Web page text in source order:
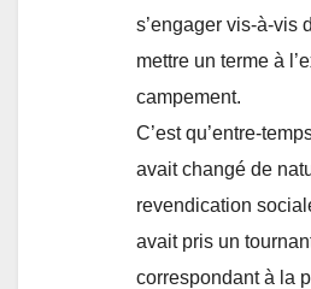
s’engager vis-à-vis
mettre un terme à
campement.
C’est qu’entre-
avait changé de
revendication
avait pris un
correspondant à la